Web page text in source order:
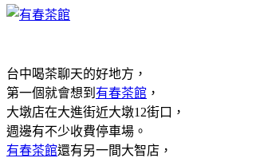
台中喝茶聊天的好地方，
第一個就會想到 有春茶館 ，
大墩店在大進街近大墩12街口，
週邊有不少收費停車場。
有春茶館還有另一間大智店，